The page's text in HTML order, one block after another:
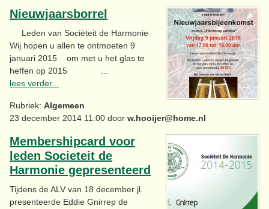
Nieuwjaarsborrel
Leden van Sociëteit de Harmonie
Wij hopen u allen te ontmoeten 9
januari 2015 om met u het glas te
heffen op 2015 ...
lees verder...
Rubriek: Algemeen
23 december 2014 11:00 door w.hooijer@home.nl
Membershipcard voor
leden Societeit de
Harmonie gepresenteerd
Tijdens de ALV van 18 december jl.
presenteerde Eddie Gnirrep de